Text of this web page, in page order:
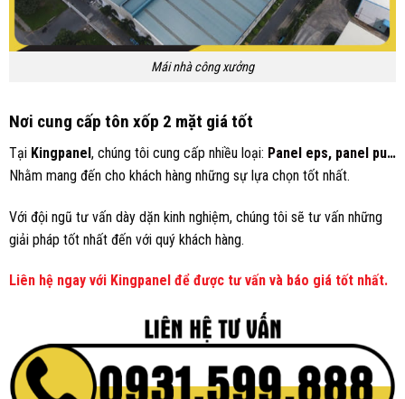
Mái nhà công xưởng
Nơi cung cấp tôn xốp 2 mặt giá tốt
Tại Kingpanel, chúng tôi cung cấp nhiều loại: Panel eps, panel pu…
Nhằm mang đến cho khách hàng những sự lựa chọn tốt nhất.
Với đội ngũ tư vấn dày dặn kinh nghiệm, chúng tôi sẽ tư vấn những
giải pháp tốt nhất đến với quý khách hàng.
Liên hệ ngay với Kingpanel để được tư vấn và báo giá tốt nhất.